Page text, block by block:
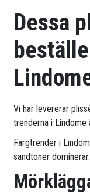
Dessa
Vi har levererar
trenderna i Lindome
Färgtrender i
sandtoner